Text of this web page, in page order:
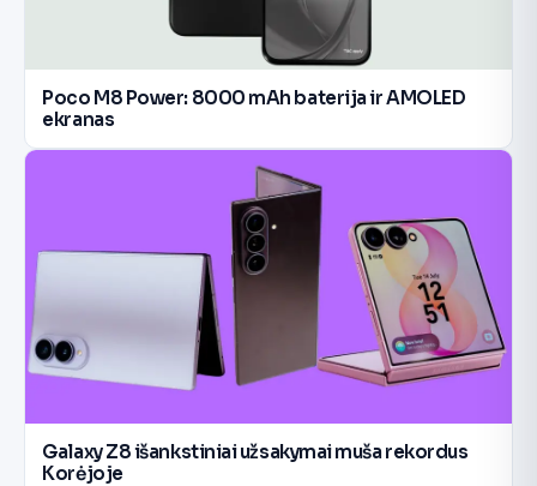
Poco M8 Power: 8000 mAh baterija ir AMOLED
ekranas
Galaxy Z8 išankstiniai užsakymai muša rekordus
Korėjoje